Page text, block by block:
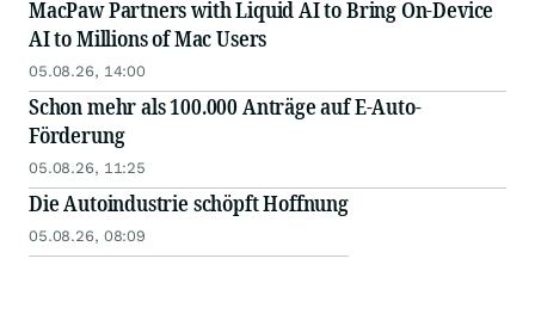
MacPaw Partners with Liquid AI to Bring On-Device
AI to Millions of Mac Users
05.08.26, 14:00
Schon mehr als 100.000 Anträge auf E-Auto-
Förderung
05.08.26, 11:25
Die Autoindustrie schöpft Hoffnung
05.08.26, 08:09